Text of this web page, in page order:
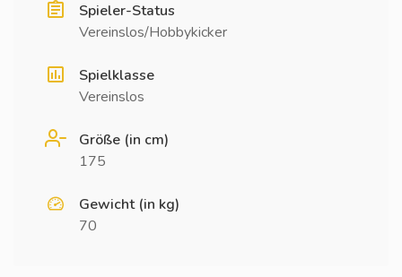
Spieler-Status
Vereinslos/Hobbykicker
Spielklasse
Vereinslos
Größe (in cm)
175
Gewicht (in kg)
70